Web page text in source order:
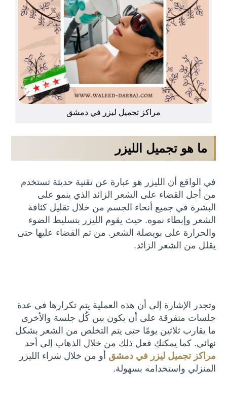
مراكز تجميل ليزر في دمشق
ما هو تجميل الليزر
في الواقع أن الليزر هو عبارة عن تقنية حديثة تستخدم
من أجل القضاء على الشعر الزائد الذي ينمو على
البشرة في جميع أنحاء الجسم من خلال تقليل كثافة
الشعر وإبطاء نموه. حيث يقوم الليزر بتسليط الضوء
والحرارة على بويصلة الشعر. من ثم القضاء عليها حتى
يقلل من الشعر الزائد.
وتجدر الإشارة إلى أن هذه العملية يتم تكرارها في عدة
جلسات متفرقة على أن يكون بين كُل جلسة والأخرى
ما يقارب ثلاثين يومًا حتى يتم التخلص من الشعر بشكل
نهائي. كما يمكنكِ فعل ذلك من خلال الذهاب إلى أحد
مراكز تجميل ليزر في دمشق أو من خلال شراء الليزر
المنزلي واستخدامه بسهولة.